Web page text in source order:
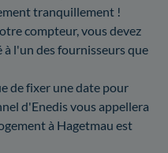
tranquillement !
compteur, vous devez
l'un des fournisseurs que
de fixer une date pour
d'Enedis vous appellera
à Hagetmau est